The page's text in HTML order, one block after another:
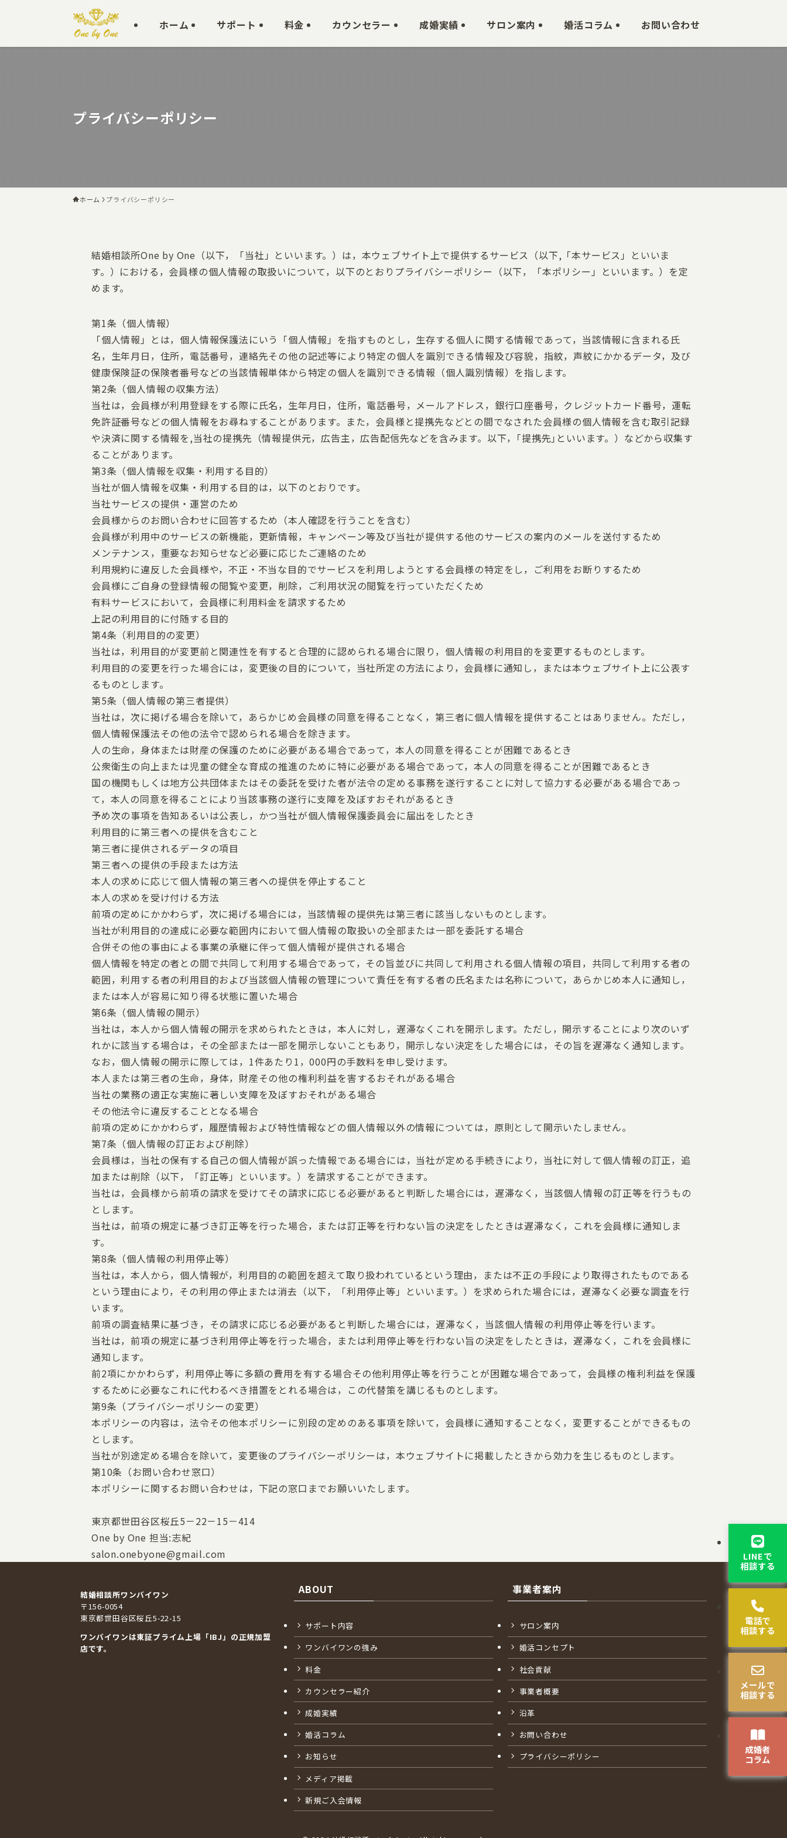
ホーム サポート 料金 カウンセラー 成婚実績 サロン案内 婚活コラム お問い合わせ
プライバシーポリシー
ホーム プライバシーポリシー
結婚相談所One by One（以下，「当社」といいます。）は，本ウェブサイト上で提供するサービス（以下,「本サービス」といいま
す。）における，会員様の個人情報の取扱いについて，以下のとおりプライバシーポリシー（以下，「本ポリシー」といいます。）を定
めます。
第1条（個人情報）
「個人情報」とは，個人情報保護法にいう「個人情報」を指すものとし，生存する個人に関する情報であって，当該情報に含まれる氏
名，生年月日，住所，電話番号，連絡先その他の記述等により特定の個人を識別できる情報及び容貌，指紋，声紋にかかるデータ，及び
健康保険証の保険者番号などの当該情報単体から特定の個人を識別できる情報（個人識別情報）を指します。
第2条（個人情報の収集方法）
当社は，会員様が利用登録をする際に氏名，生年月日，住所，電話番号，メールアドレス，銀行口座番号，クレジットカード番号，運転
免許証番号などの個人情報をお尋ねすることがあります。また，会員様と提携先などとの間でなされた会員様の個人情報を含む取引記録
や決済に関する情報を,当社の提携先（情報提供元，広告主，広告配信先などを含みます。以下，｢提携先｣といいます。）などから収集す
ることがあります。
第3条（個人情報を収集・利用する目的）
当社が個人情報を収集・利用する目的は，以下のとおりです。
当社サービスの提供・運営のため
会員様からのお問い合わせに回答するため（本人確認を行うことを含む）
会員様が利用中のサービスの新機能，更新情報，キャンペーン等及び当社が提供する他のサービスの案内のメールを送付するため
メンテナンス，重要なお知らせなど必要に応じたご連絡のため
利用規約に違反した会員様や，不正・不当な目的でサービスを利用しようとする会員様の特定をし，ご利用をお断りするため
会員様にご自身の登録情報の閲覧や変更，削除，ご利用状況の閲覧を行っていただくため
有料サービスにおいて，会員様に利用料金を請求するため
上記の利用目的に付随する目的
第4条（利用目的の変更）
当社は，利用目的が変更前と関連性を有すると合理的に認められる場合に限り，個人情報の利用目的を変更するものとします。
利用目的の変更を行った場合には，変更後の目的について，当社所定の方法により，会員様に通知し，または本ウェブサイト上に公表す
るものとします。
第5条（個人情報の第三者提供）
当社は，次に掲げる場合を除いて，あらかじめ会員様の同意を得ることなく，第三者に個人情報を提供することはありません。ただし，
個人情報保護法その他の法令で認められる場合を除きます。
人の生命，身体または財産の保護のために必要がある場合であって，本人の同意を得ることが困難であるとき
公衆衛生の向上または児童の健全な育成の推進のために特に必要がある場合であって，本人の同意を得ることが困難であるとき
国の機関もしくは地方公共団体またはその委託を受けた者が法令の定める事務を遂行することに対して協力する必要がある場合であっ
て，本人の同意を得ることにより当該事務の遂行に支障を及ぼすおそれがあるとき
予め次の事項を告知あるいは公表し，かつ当社が個人情報保護委員会に届出をしたとき
利用目的に第三者への提供を含むこと
第三者に提供されるデータの項目
第三者への提供の手段または方法
本人の求めに応じて個人情報の第三者への提供を停止すること
本人の求めを受け付ける方法
前項の定めにかかわらず，次に掲げる場合には，当該情報の提供先は第三者に該当しないものとします。
当社が利用目的の達成に必要な範囲内において個人情報の取扱いの全部または一部を委託する場合
合併その他の事由による事業の承継に伴って個人情報が提供される場合
個人情報を特定の者との間で共同して利用する場合であって，その旨並びに共同して利用される個人情報の項目，共同して利用する者の
範囲，利用する者の利用目的および当該個人情報の管理について責任を有する者の氏名または名称について，あらかじめ本人に通知し，
または本人が容易に知り得る状態に置いた場合
第6条（個人情報の開示）
当社は，本人から個人情報の開示を求められたときは，本人に対し，遅滞なくこれを開示します。ただし，開示することにより次のいず
れかに該当する場合は，その全部または一部を開示しないこともあり，開示しない決定をした場合には，その旨を遅滞なく通知します。
なお，個人情報の開示に際しては，1件あたり1，000円の手数料を申し受けます。
本人または第三者の生命，身体，財産その他の権利利益を害するおそれがある場合
当社の業務の適正な実施に著しい支障を及ぼすおそれがある場合
その他法令に違反することとなる場合
前項の定めにかかわらず，履歴情報および特性情報などの個人情報以外の情報については，原則として開示いたしません。
第7条（個人情報の訂正および削除）
会員様は，当社の保有する自己の個人情報が誤った情報である場合には，当社が定める手続きにより，当社に対して個人情報の訂正，追
加または削除（以下，「訂正等」といいます。）を請求することができます。
当社は，会員様から前項の請求を受けてその請求に応じる必要があると判断した場合には，遅滞なく，当該個人情報の訂正等を行うもの
とします。
当社は，前項の規定に基づき訂正等を行った場合，または訂正等を行わない旨の決定をしたときは遅滞なく，これを会員様に通知しま
す。
第8条（個人情報の利用停止等）
当社は，本人から，個人情報が，利用目的の範囲を超えて取り扱われているという理由，または不正の手段により取得されたものである
という理由により，その利用の停止または消去（以下，「利用停止等」といいます。）を求められた場合には，遅滞なく必要な調査を行
います。
前項の調査結果に基づき，その請求に応じる必要があると判断した場合には，遅滞なく，当該個人情報の利用停止等を行います。
当社は，前項の規定に基づき利用停止等を行った場合，または利用停止等を行わない旨の決定をしたときは，遅滞なく，これを会員様に
通知します。
前2項にかかわらず，利用停止等に多額の費用を有する場合その他利用停止等を行うことが困難な場合であって，会員様の権利利益を保護
するために必要なこれに代わるべき措置をとれる場合は，この代替策を講じるものとします。
第9条（プライバシーポリシーの変更）
本ポリシーの内容は，法令その他本ポリシーに別段の定めのある事項を除いて，会員様に通知することなく，変更することができるもの
とします。
当社が別途定める場合を除いて，変更後のプライバシーポリシーは，本ウェブサイトに掲載したときから効力を生じるものとします。
第10条（お問い合わせ窓口）
本ポリシーに関するお問い合わせは，下記の窓口までお願いいたします。
東京都世田谷区桜丘5－22－15－414
One by One 担当:志紀
salon.onebyone@gmail.com
LINEで
相談する
電話で
相談する
メールで
相談する
成婚者
コラム
結婚相談所ワンバイワン
〒156-0054
東京都世田谷区桜丘5-22-15
ワンバイワンは東証プライム上場「IBJ」の正規加盟
店です。
ABOUT
サポート内容
ワンバイワンの強み
料金
カウンセラー紹介
成婚実績
婚活コラム
お知らせ
メディア掲載
新規ご入会情報
事業者案内
サロン案内
婚活コンセプト
社会貢献
事業者概要
沿革
お問い合わせ
プライバシーポリシー